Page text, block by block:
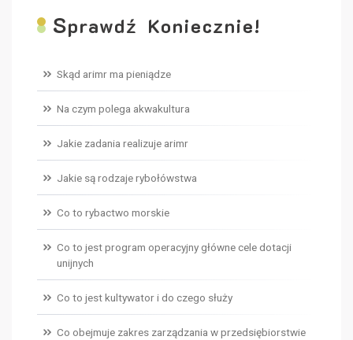
Sprawdź Koniecznie!
Skąd arimr ma pieniądze
Na czym polega akwakultura
Jakie zadania realizuje arimr
Jakie są rodzaje rybołówstwa
Co to rybactwo morskie
Co to jest program operacyjny główne cele dotacji
unijnych
Co to jest kultywator i do czego służy
Co obejmuje zakres zarządzania w przedsiębiorstwie